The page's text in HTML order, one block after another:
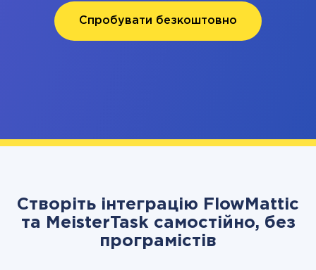
Спробувати безкоштовно
Створіть інтеграцію FlowMattic
та MeisterTask самостійно, без
програмістів